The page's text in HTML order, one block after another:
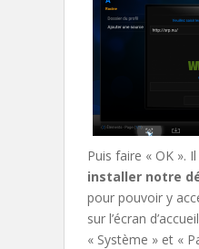
Puis faire « OK ».
installer notre
pour pouvoir y
sur l’écran
« Système » et «